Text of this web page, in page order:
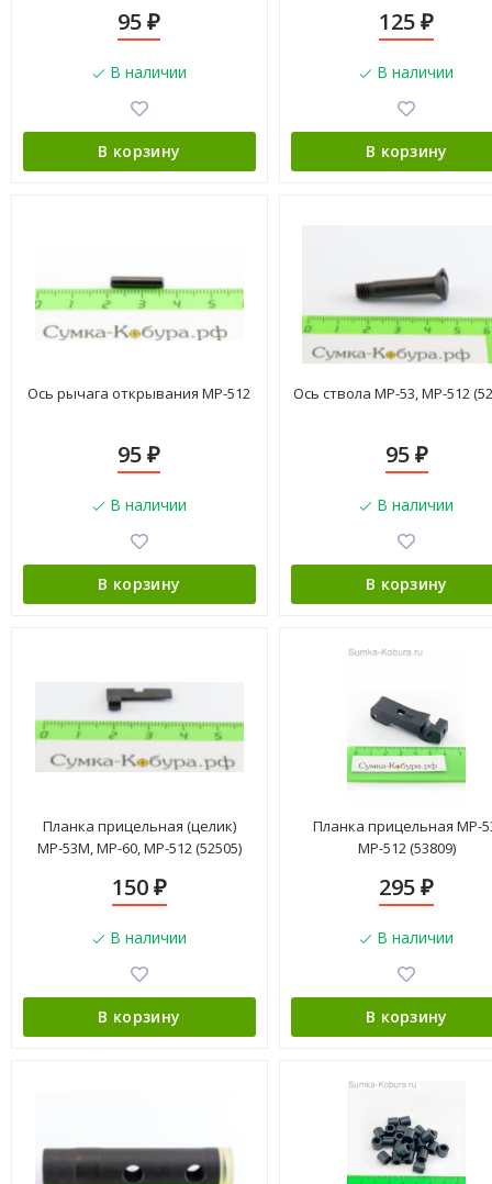
95₽
В наличии
В корзину
125₽
В наличии
В корзину
Ось рычага открывания МР-512
95₽
В наличии
В корзину
Ось ствола МР-53, МР-512
95 ₽
В наличии
В корзину
Планка прицельная (целик)
МР-53М, МР-60, МР-512 (52505)
150 ₽
В наличии
В корзину
Планка прицельная МР-
МР-512 (53809)
295₽
В наличии
В корзину